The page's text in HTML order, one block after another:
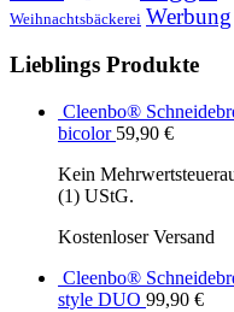
Weihnachtsbäckerei Werbung
Lieblings Produkte
Cleenbo®
bicolor 59,90 €
Kein
(1) UStG.
Kostenloser Versand
Cleenbo®
style DUO 99,90 €